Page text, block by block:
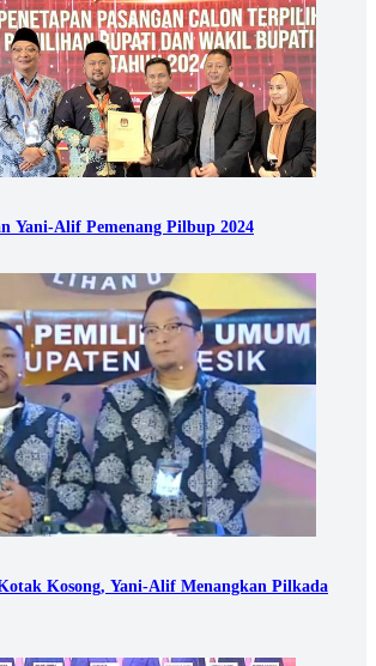
Yani-Alif Pemenang Pilbup 2024
Kosong, Yani-Alif Menangkan Pilkada